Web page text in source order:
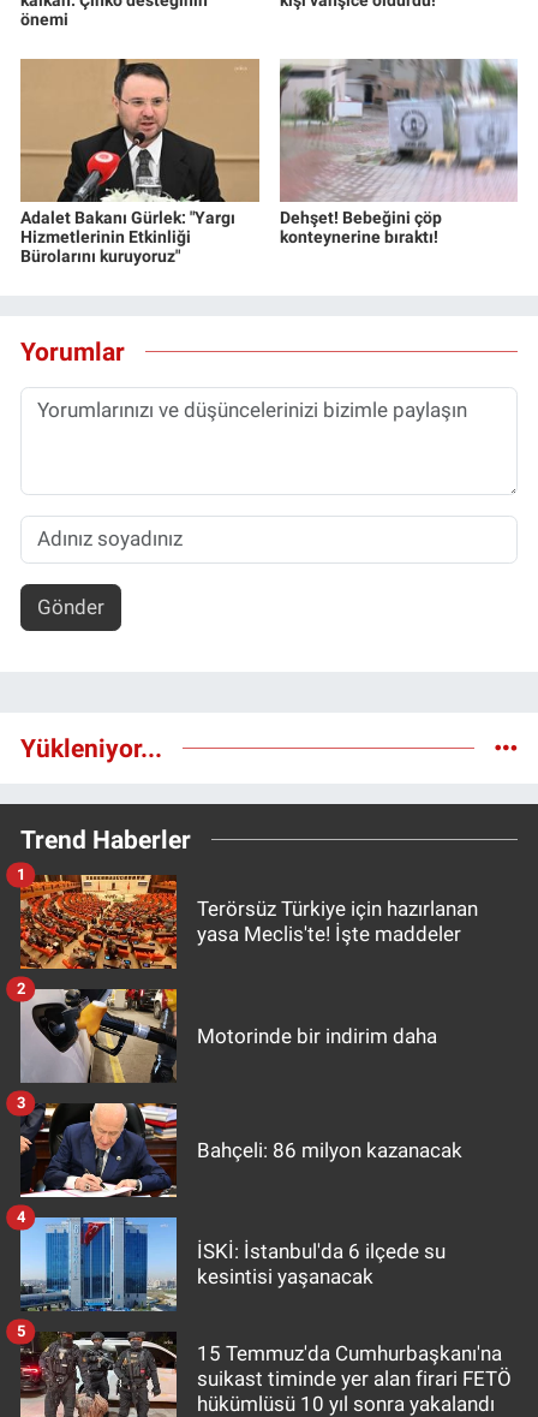
önemi
Adalet Bakanı Gürlek: "Yargı
Hizmetlerinin Etkinliği
Bürolarını kuruyoruz"
Dehşet! Bebeğini çöp
konteynerine bıraktı!
Yorumlar
Gönder
Yükleniyor...
Trend Haberler
Terörsüz Türkiye için hazırlanan
yasa Meclis'te! İşte maddeler
1
Motorinde bir indirim daha
2
Bahçeli: 86 milyon kazanacak
3
İSKİ: İstanbul'da 6 ilçede su
kesintisi yaşanacak
4
15 Temmuz'da Cumhurbaşkanı'na
suikast timinde yer alan firari FETÖ
hükümlüsü 10 yıl sonra yakalandı
5